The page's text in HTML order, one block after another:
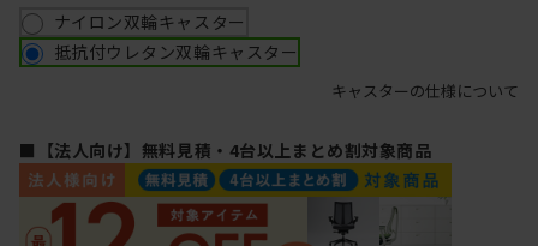
ナイロン双輪キャスター
抵抗付ウレタン双輪キャスター
キャスターの仕様について
■【法人向け】無料見積・4台以上まとめ割対象商品